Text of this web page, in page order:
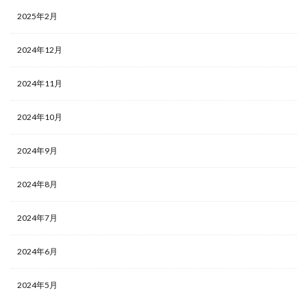
2025年2月
2024年12月
2024年11月
2024年10月
2024年9月
2024年8月
2024年7月
2024年6月
2024年5月